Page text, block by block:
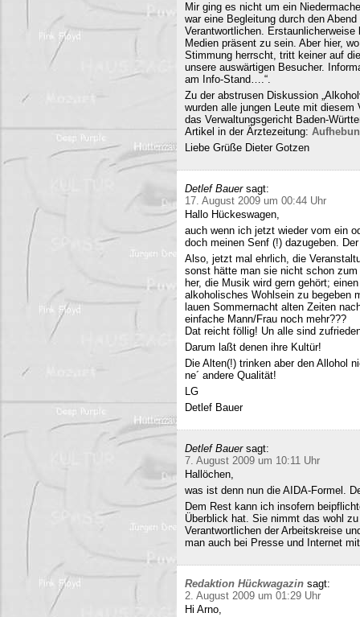
Mir ging es nicht um ein
war eine Begleitung durch den
Verantwortlichen.
Medien präsent zu sein. Aber hier,
Stimmung herrscht, tritt keiner auf
unsere auswärtigen Besucher.
am Info-Stand….“.
Zu der abstrusen Diskussion
wurden alle jungen Leute mit
das Verwaltungsgericht Baden-
Artikel in der Ärztezeitung:
Liebe Grüße Dieter Gotzen
Detlef Bauer sagt:
17. August 2009 um 00:44 Uhr
Hallo Hückeswagen,
auch wenn ich jetzt wieder vom ein
doch meinen Senf (!) dazugeben.
Also, jetzt mal ehrlich, die
sonst hätte man sie nicht schon
her, die Musik wird gern gehört;
alkoholisches Wohlsein zu begeben
lauen Sommernacht alten Zeiten
einfache Mann/Frau noch mehr???
Dat reicht föllig! Un alle sind
Darum laßt denen ihre Kultür!
Die Alten(!) trinken aber den Allohol
ne´ andere Qualität!
LG
Detlef Bauer
Detlef Bauer sagt:
7. August 2009 um 10:11 Uhr
Hallöchen,
was ist denn nun die AIDA-Formel.
Dem Rest kann ich insofern
Überblick hat. Sie nimmt das wohl
Verantwortlichen der Arbeitskreise
man auch bei Presse und Internet
Redaktion Hückwagazin sagt:
2. August 2009 um 01:29 Uhr
Hi Arno,